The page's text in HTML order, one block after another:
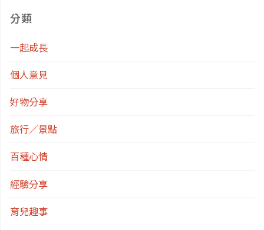
分類
一起成長
個人意見
好物分享
旅行／景點
百種心情
經驗分享
育兒趣事